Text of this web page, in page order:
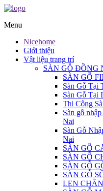
Menu
Nicehome
Giới thiệu
Vật liệu trang trí
SÀN GỖ ĐỒNG
SÀN GỖ
Sàn Gỗ Tại
Sàn Gỗ Tại
Thi Công
Sàn gỗ
Nai
Sàn Gỗ
Nai
SÀN GỖ
SÀN GỖ
SÀN GỖ
SÀN GỖ
LEN